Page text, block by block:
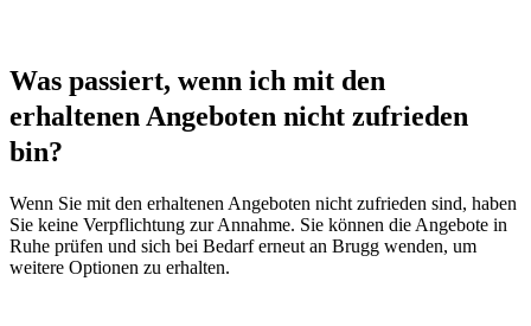
Was passiert, wenn ich mit den
erhaltenen Angeboten nicht zufrieden
bin?
Wenn Sie mit den erhaltenen Angeboten nicht zufrieden sind, haben
Sie keine Verpflichtung zur Annahme. Sie können die Angebote in
Ruhe prüfen und sich bei Bedarf erneut an Brugg wenden, um
weitere Optionen zu erhalten.